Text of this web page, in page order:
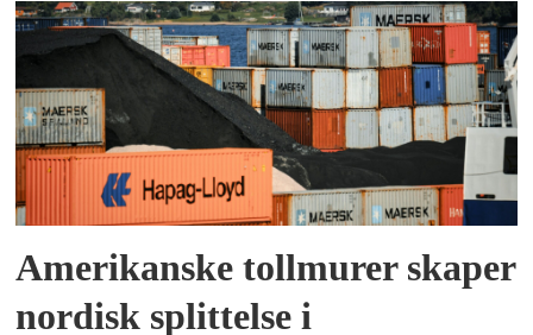
Amerikanske tollmurer skaper
nordisk splittelse i